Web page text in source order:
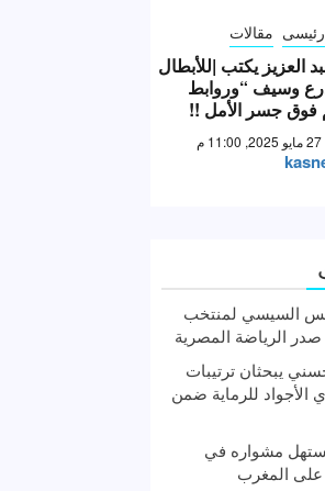
رئيسى مقالات
العزيز يكتب |للأبطال
وسيف “وروابط
فوق جسر الأمل !!
السيسي لمنتخب
الرياضة المصرية
يبحثان ترتيبات
الأجواد للرماية ضمن
مشواره في
على المغرب